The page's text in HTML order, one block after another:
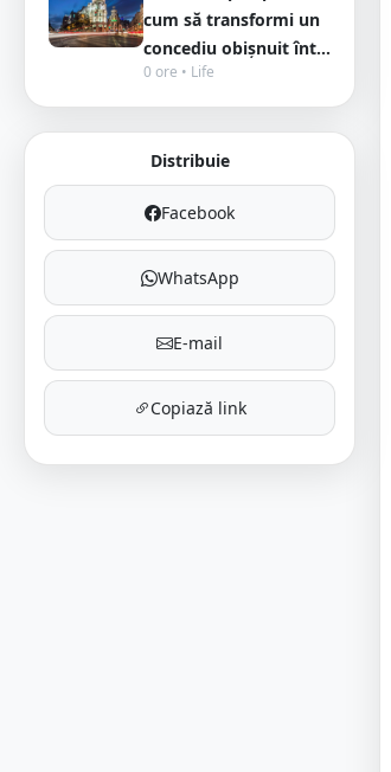
cum să transformi un
concediu obișnuit înt...
0 ore • Life
Distribuie
Facebook
WhatsApp
E-mail
Copiază link